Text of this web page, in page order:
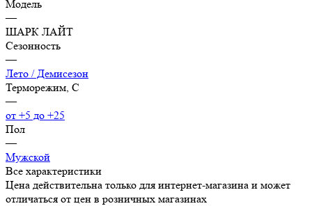
Модель
—
ШАРК ЛАЙТ
Сезонность
—
Лето / Демисезон
Терморежим, C
—
от +5 до +25
Пол
—
Мужской
Все характеристики
Цена действительна только для интернет-магазина и может
отличаться от цен в розничных магазинах